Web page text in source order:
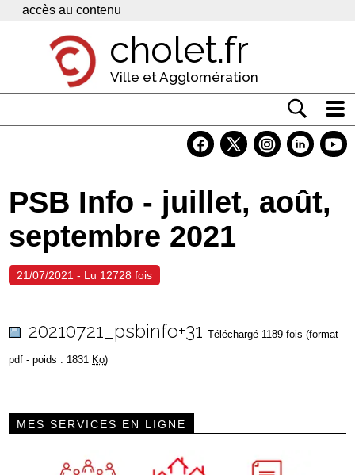
Panneau de gestion des cookies
accès au contenu
cholet.fr
Ville et Agglomération
Economie
Services
Contacts
PSB Info - juillet, août,
septembre 2021
21/07/2021 - Lu 12728 fois
20210721_psbinfo+31 Téléchargé 1189 fois (format
pdf - poids : 1831 Ko)
MES SERVICES EN LIGNE